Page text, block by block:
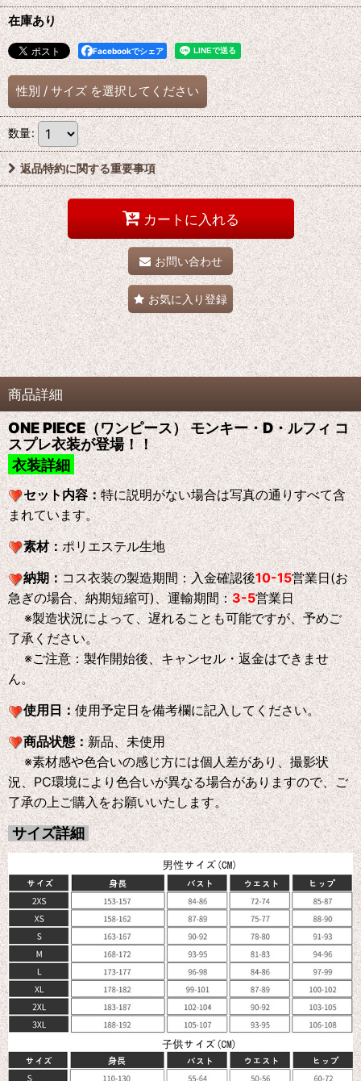
在庫あり
Facebookでシェア
性別 / サイズ を選択してください
数量:
返品特約に関する重要事項
カートに入れる
お問い合わせ
お気に入り登録
商品詳細
ONE PIECE（ワンピース） モンキー・D・ルフィ コ
スプレ衣装が登場！！
衣装詳細
セット内容：特に説明がない場合は写真の通りすべて含
まれています。
素材：ポリエステル生地
納期：コス衣装の製造期間：入金確認後10-15営業日(お
急ぎの場合、納期短縮可)、運輸期間：3-5営業日
※製造状況によって、遅れることも可能ですが、予めご
了承ください。
※ご注意：製作開始後、キャンセル・返金はできませ
ん。
使用日：使用予定日を備考欄に記入してください。
商品状態：新品、未使用
※素材感や色合いの感じ方には個人差があり、撮影状
況、PC環境により色合いが異なる場合がありますので、ご
了承の上ご購入をお願いいたします。
サイズ詳細